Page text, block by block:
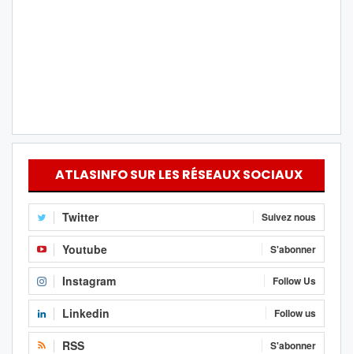
ATLASINFO SUR LES RÉSEAUX SOCIAUX
Twitter Suivez nous
Youtube S'abonner
Instagram Follow Us
Linkedin Follow us
RSS S'abonner